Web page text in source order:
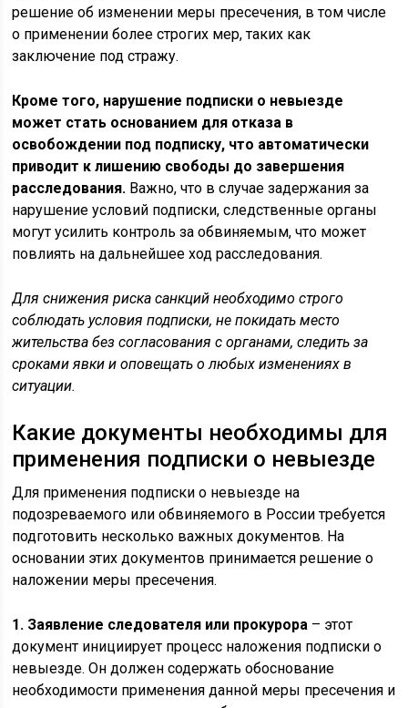
решение об изменении меры пресечения, в том числе
о применении более строгих мер, таких как
заключение под стражу.
Кроме того, нарушение подписки о невыезде
может стать основанием для отказа в
освобождении под подписку, что автоматически
приводит к лишению свободы до завершения
расследования. Важно, что в случае задержания за
нарушение условий подписки, следственные органы
могут усилить контроль за обвиняемым, что может
повлиять на дальнейшее ход расследования.
Для снижения риска санкций необходимо строго
соблюдать условия подписки, не покидать место
жительства без согласования с органами, следить за
сроками явки и оповещать о любых изменениях в
ситуации.
Какие документы необходимы для
применения подписки о невыезде
Для применения подписки о невыезде на
подозреваемого или обвиняемого в России требуется
подготовить несколько важных документов. На
основании этих документов принимается решение о
наложении меры пресечения.
1. Заявление следователя или прокурора – этот
документ инициирует процесс наложения подписки о
невыезде. Он должен содержать обоснование
необходимости применения данной меры пресечения и